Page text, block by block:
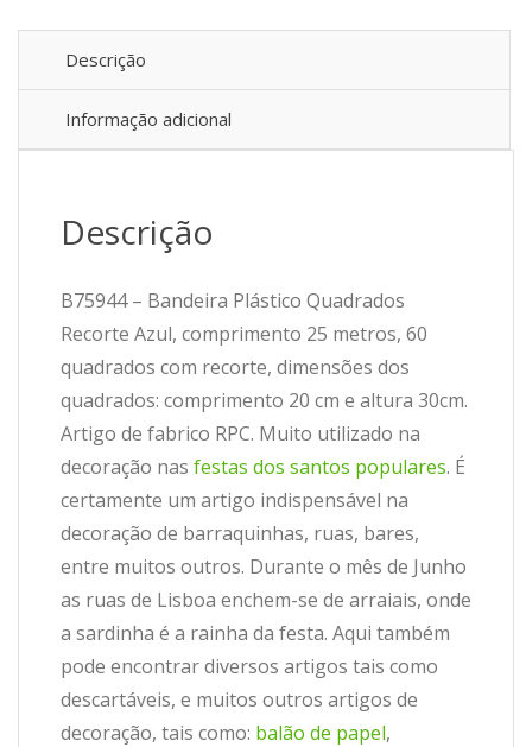
Descrição
Informação adicional
Descrição
B75944 – Bandeira Plástico Quadrados
Recorte Azul, comprimento 25 metros, 60
quadrados com recorte, dimensões dos
quadrados: comprimento 20 cm e altura 30cm.
Artigo de fabrico RPC. Muito utilizado na
decoração nas festas dos santos populares. É
certamente um artigo indispensável na
decoração de barraquinhas, ruas, bares,
entre muitos outros. Durante o mês de Junho
as ruas de Lisboa enchem-se de arraiais, onde
a sardinha é a rainha da festa. Aqui também
pode encontrar diversos artigos tais como
descartáveis, e muitos outros artigos de
decoração, tais como: balão de papel,